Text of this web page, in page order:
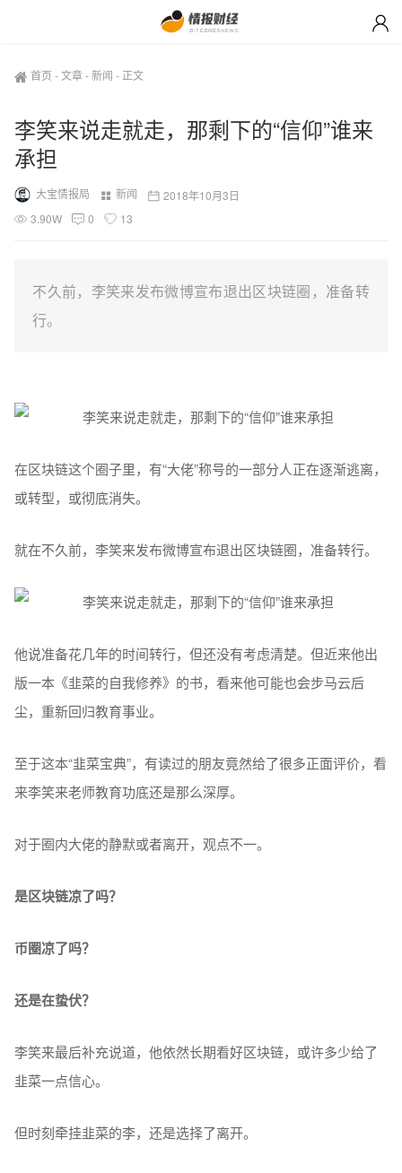
首页 -文章-新闻 - 正文
李笑来说走就走，那剩下的“信仰”谁来
承担
大宝情报局 新闻
2018年10月3日
3.90W
0 13
不久前，李笑来发布微博宣布退出区块链圈，准备转
行。
在区块链这个圈子里，有“大佬”称号的一部分人正在逐渐逃离，
或转型，或彻底消失。
就在不久前，李笑来发布微博宣布退出区块链圈，准备转行。
他说准备花几年的时间转行，但还没有考虑清楚。但近来他出
版一本《韭菜的自我修养》的书，看来他可能也会步马云后
尘，重新回归教育事业。
至于这本“韭菜宝典”，有读过的朋友竟然给了很多正面评价，看
来李笑来老师教育功底还是那么深厚。
对于圈内大佬的静默或者离开，观点不一。
是区块链凉了吗？
币圈凉了吗？
还是在蛰伏？
李笑来最后补充说道，他依然长期看好区块链，或许多少给了
韭菜一点信心。
但时刻牵挂韭菜的李，还是选择了离开。